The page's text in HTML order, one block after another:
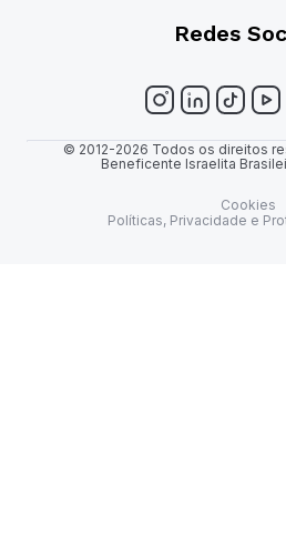
Redes
© 2012-2026 Todos os direitos
Beneficente Israelita
Cookies
Políticas, Privacidade e